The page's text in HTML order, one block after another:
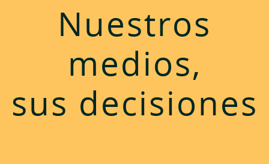
Nuestros
medios,
sus decisiones